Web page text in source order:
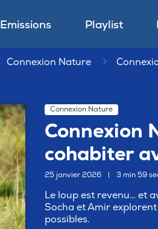
Emissions Playlist
Connexion Nature
Connexion Nature
Connexion
cohabiter
25 janvier 2026 3 min 59
Le loup est revenu… et
Socha et Amir
possibles.